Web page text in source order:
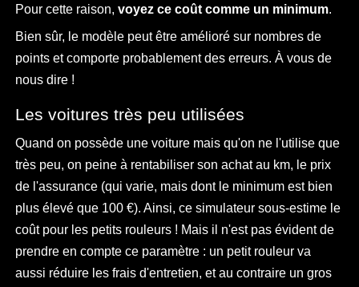
Pour cette raison,voyez ce coût comme un minimum.
Bien sûr, le modèle peut être amélioré sur nombres de
points et comporte probablement des erreurs. À vous de
nous dire !
Les voitures très peu utilisées
Quand on possède une voiture mais qu'on ne l'utilise que
très peu, on peine à rentabiliser son achat au km, le prix
de l'assurance (qui varie, mais dont le minimum est bien
plus élevé que 100 €). Ainsi, ce simulateur sous-estime le
coût pour les petits rouleurs ! Mais il n'est pas évident de
prendre en compte ce paramètre : un petit rouleur va
aussi réduire les frais d'entretien, et au contraire un gros